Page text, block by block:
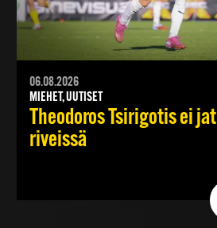
06.08.2026
MIEHET, UUTISET
Theodoros Tsirigotis ei
riveissä